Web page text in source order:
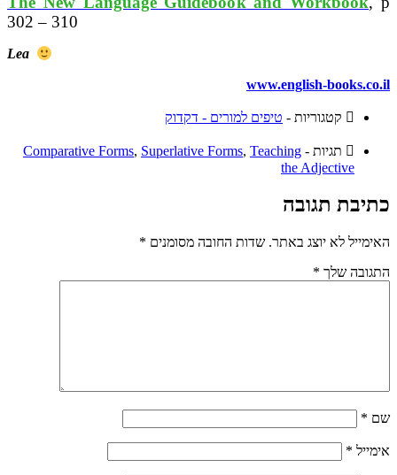
302 – 310
Lea
www.english-books.co.il
קטגוריות - טיפים למורים - דקדוק
תגיות - Comparative Forms, Superlative Forms, Teaching
the Adjective
כתיבת תגובה
האימייל לא יוצג באתר. שדות החובה מסומנים *
התגובה שלך *
שם *
אימייל *